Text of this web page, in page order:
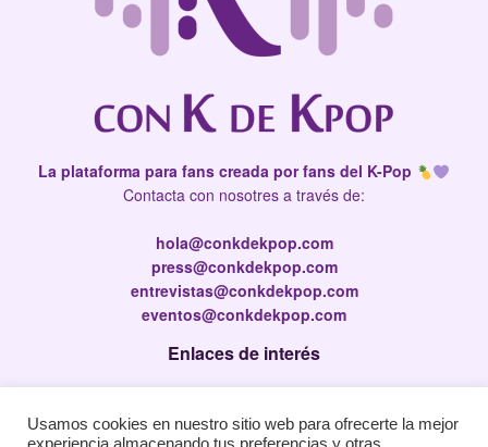
La plataforma para fans creada por fans del K-Pop
Contacta con nosotres a través de:
hola@conkdekpop.com
press@conkdekpop.com
entrevistas@conkdekpop.com
eventos@conkdekpop.com
Enlaces de interés
Política de privacidad
Usamos cookies en nuestro sitio web para ofrecerte la mejor